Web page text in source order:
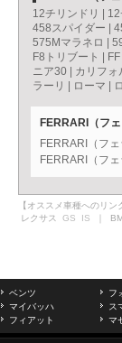
12チリンドリ
458スパイダー
575Mマラネロ
F8トリブート
FF
ニア30
カリフォ
ラーリ
ローマ
FERRARI（フ
FERRARI（フ
FERRARI（フ
【オススメ車種へのリン
レクサス GS IS ｜
ベンツ フ
マイバッハ
ス
フィアット
マ